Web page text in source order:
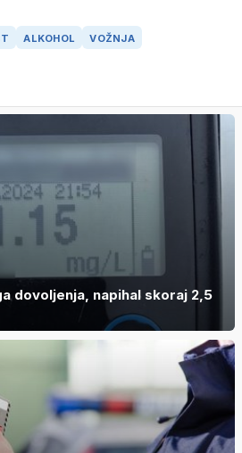
ALKOHOL VOŽNJA
dovoljenja, napihal skoraj 2,5